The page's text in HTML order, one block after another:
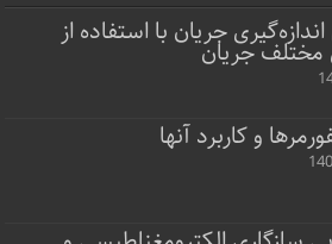
جریان با استفاده از
جریان
و کاربرد آنها